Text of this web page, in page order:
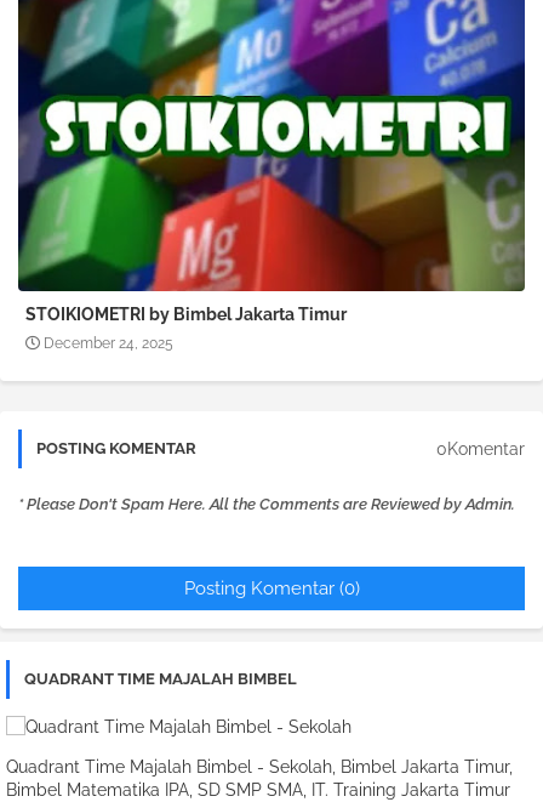
STOIKIOMETRI by Bimbel Jakarta Timur
December 24, 2025
POSTING KOMENTAR 0Komentar
* Please Don't Spam Here. All the Comments are Reviewed by Admin.
Posting Komentar (0)
QUADRANT TIME MAJALAH BIMBEL
Quadrant Time Majalah Bimbel - Sekolah, Bimbel Jakarta Timur,
Bimbel Matematika IPA, SD SMP SMA, IT. Training Jakarta Timur